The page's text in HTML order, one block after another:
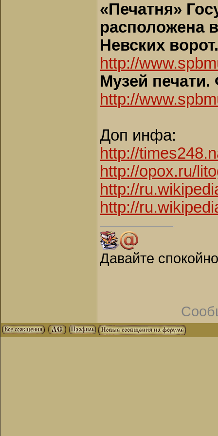
«Печатня»
расположена
Невских ворот.
http://
Музей
http://
Доп инфа:
http://
http://opox.ru/
http://
http://
Давайте